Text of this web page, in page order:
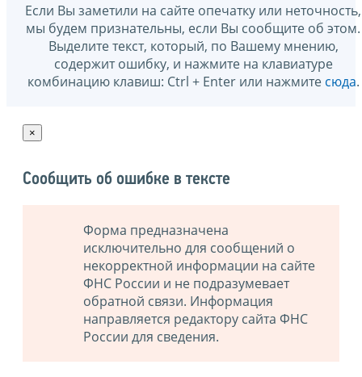
Если Вы заметили на сайте опечатку или неточность,
мы будем признательны, если Вы сообщите об этом.
Выделите текст, который, по Вашему мнению,
содержит ошибку, и нажмите на клавиатуре
комбинацию клавиш: Ctrl + Enter или нажмите сюда.
×
Сообщить об ошибке в тексте
Форма предназначена
исключительно для сообщений о
некорректной информации на сайте
ФНС России и не подразумевает
обратной связи. Информация
направляется редактору сайта ФНС
России для сведения.